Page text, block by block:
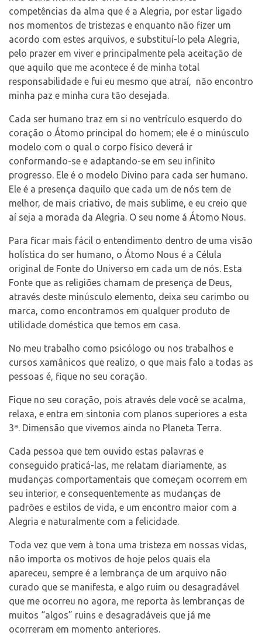
competências da alma que é a Alegria, por estar ligado
nos momentos de tristezas e enquanto não fizer um
acordo com estes arquivos, e substituí-lo pela Alegria,
pelo prazer em viver e principalmente pela aceitação de
que aquilo que me acontece é de minha total
responsabilidade e fui eu mesmo que atraí, não encontro
minha paz e minha cura tão desejada.
Cada ser humano traz em si no ventrículo esquerdo do
coração o Átomo principal do homem; ele é o minúsculo
modelo com o qual o corpo físico deverá ir
conformando-se e adaptando-se em seu infinito
progresso. Ele é o modelo Divino para cada ser humano.
Ele é a presença daquilo que cada um de nós tem de
melhor, de mais criativo, de mais sublime, e eu creio que
aí seja a morada da Alegria. O seu nome á Átomo Nous.
Para ficar mais fácil o entendimento dentro de uma visão
holística do ser humano, o Átomo Nous é a Célula
original de Fonte do Universo em cada um de nós. Esta
Fonte que as religiões chamam de presença de Deus,
através deste minúsculo elemento, deixa seu carimbo ou
marca, como encontramos em qualquer produto de
utilidade doméstica que temos em casa.
No meu trabalho como psicólogo ou nos trabalhos e
cursos xamânicos que realizo, o que mais falo a todas as
pessoas é, fique no seu coração.
Fique no seu coração, pois através dele você se acalma,
relaxa, e entra em sintonia com planos superiores a esta
3ª. Dimensão que vivemos ainda no Planeta Terra.
Cada pessoa que tem ouvido estas palavras e
conseguido praticá-las, me relatam diariamente, as
mudanças comportamentais que começam ocorrem em
seu interior, e consequentemente as mudanças de
padrões e estilos de vida, e um encontro maior com a
Alegria e naturalmente com a felicidade.
Toda vez que vem à tona uma tristeza em nossas vidas,
não importa os motivos de hoje pelos quais ela
apareceu, sempre é a lembrança de um arquivo não
curado que se manifesta, e algo ruim ou desagradável
que me ocorreu no agora, me reporta às lembranças de
muitos “algos” ruins e desagradáveis que já me
ocorreram em momento anteriores.